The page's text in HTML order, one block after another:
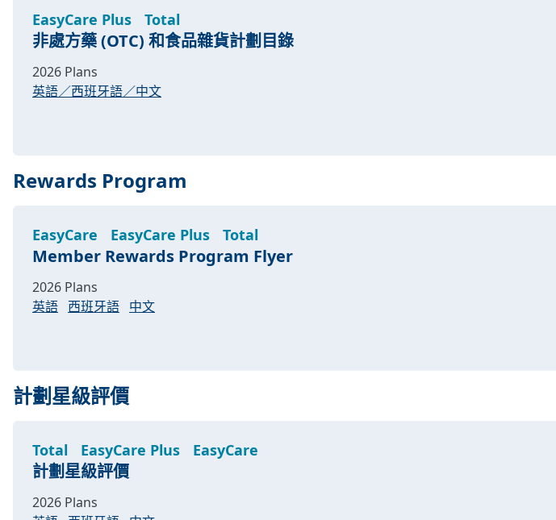
EasyCare Plus Total
非處方藥 (OTC) 和食品雜貨計劃目錄
2026 Plans
英語／西班牙語／中文
Rewards Program
EasyCare EasyCare Plus Total
Member Rewards Program Flyer
2026 Plans
英語 西班牙語 中文
計劃星級評價
Total EasyCare Plus EasyCare
計劃星級評價
2026 Plans